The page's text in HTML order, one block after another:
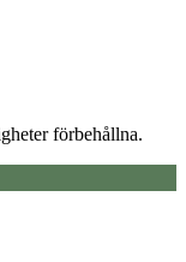
förbehållna.